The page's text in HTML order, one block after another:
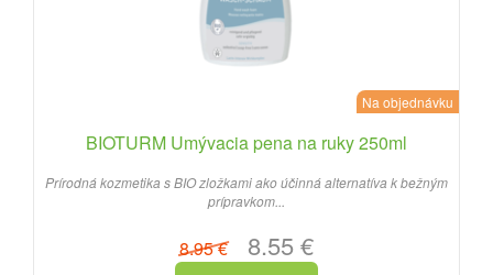
Na objednávku
BIOTURM Umývacia pena na ruky 250ml
Prírodná kozmetika s BIO zložkami ako účinná alternatíva k bežným
prípravkom...
8.95 €8.55 €